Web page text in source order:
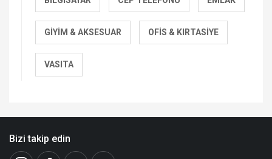
GIYIM & AKSESUAR OFIS & KIRTASIYE
VASITA
Bizi takip edin